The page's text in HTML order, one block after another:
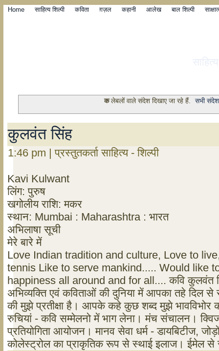
Home साहित्य शिल्पी कविता ग़ज़ल कहानी आलेख बाल शिल्पी
कलेबलों वाले संदेश दिखाए जा रहे हैं. सभी संदेश
कुलवंत सिंह
1:46 pm | प्रस्तुतकर्ता साहित्य - शिल्पी
Kavi Kulwant
लिंग: पुरुष
खगोलीय राशि: मकर
स्थान: Mumbai : Maharashtra : भारत
अभिलाषा सूची
मेरे बारे में
Love Indian tradition and culture, Love to
tennis Like to serve mankind..... Would like
happiness all around and for all.... कवि कुलवंत
अभिव्यक्ति एवं कविताओं की दुनिया में आपका तहे दिल से
की मुझे प्रतीक्षा है। आपके कहे कुछ शब्द मुझे
रुचियां - कवि सम्मेलनो में भाग लेना। मंच संचालन।
प्रतियोगिता आयोजन। मानव सेवा धर्म - डायबिटीज,
कोलेस्ट्रोल का प्राकृतिक रूप से स्थाई इलाज। ईमेल